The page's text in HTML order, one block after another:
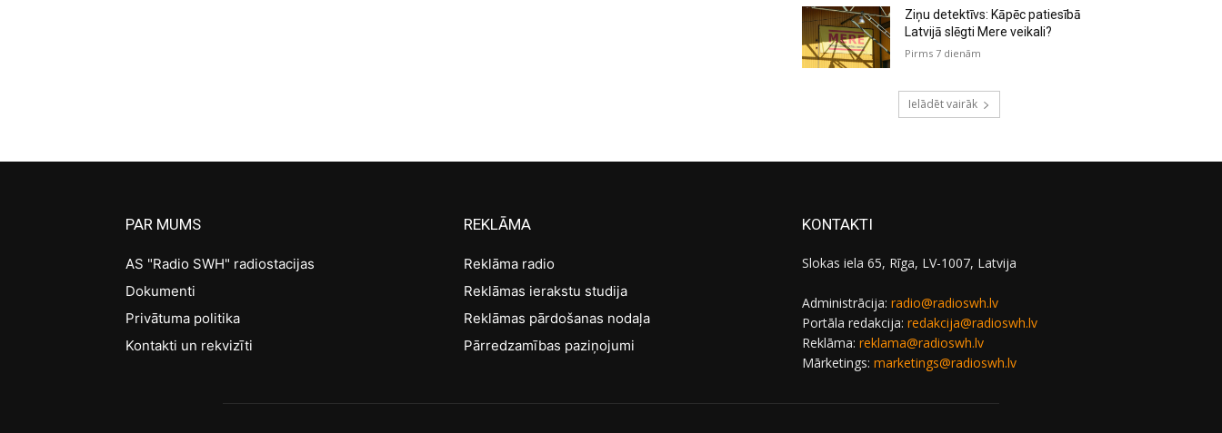
Ziņu detektīvs: Kāpēc patiesībā
Latvijā slēgti Mere veikali?
Pirms 7 dienām
Ielādēt vairāk
PAR MUMS
AS "Radio SWH" radiostacijas
Dokumenti
Privātuma politika
Kontakti un rekvizīti
REKLĀMA
Reklāma radio
Reklāmas ierakstu studija
Reklāmas pārdošanas nodaļa
Pārredzamības paziņojumi
KONTAKTI
Slokas iela 65, Rīga, LV-1007, Latvija
Administrācija: radio@radioswh.lv
Portāla redakcija: redakcija@radioswh.lv
Reklāma: reklama@radioswh.lv
Mārketings: marketings@radioswh.lv